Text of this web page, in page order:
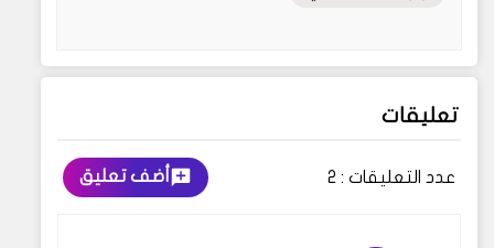
تعليقات
عدد التعليقات : 2 أضف تعليق